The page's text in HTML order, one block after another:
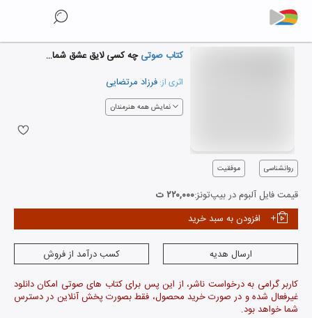
کتاب صوتی چه کسی لایق عشق شماست؟
اثری از: فرزاد مرتضایی
نمایش همه هنرمندان
روانشناسی موفقیت
قیمت فایل آلبوم در بیپ‌تونز:۲۲۰,۰۰۰ ت
افزودن به سبد خرید
ارسال هدیه
کسب درآمد از فروش
کاربر گرامی به درخواست ناشر، از این پس برای کتاب های صوتی امکان دانلود
غیرفعال شده و در صورت خرید محصول، فقط بصورت پخش آنلاین در دسترس
شما خواهد بود.